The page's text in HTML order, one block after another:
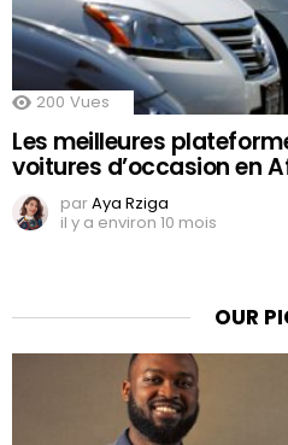
200 Vues
Les meilleures
voitures d’occasion en
parAya Rziga
il y a environ 10 mois
OUR